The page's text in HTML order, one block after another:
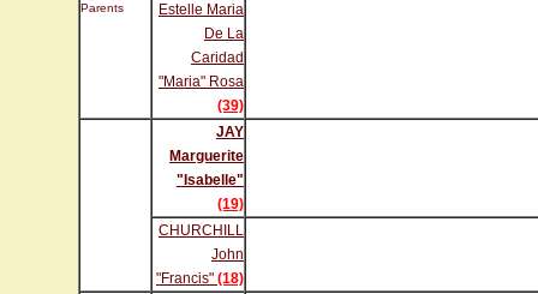
Parents
Estelle Maria
De La
Caridad
"Maria" Rosa
(39)
JAY
Marguerite
"Isabelle"
(19)
CHURCHILL
John
"Francis" (18)